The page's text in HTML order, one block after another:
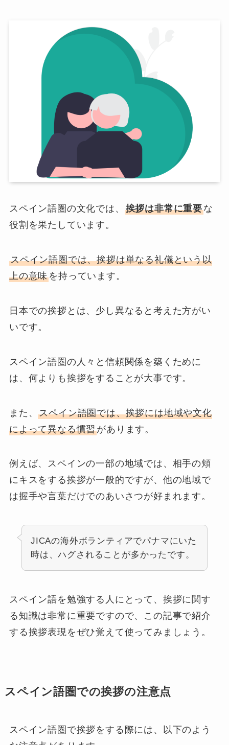
スペイン語圏の文化では、 挨拶は非常に重要な
役割を果たしています。
スペイン語圏では、挨拶は単なる礼儀という以
上の意味を持っています。
日本での挨拶とは、少し異なると考えた方がい
いです。
スペイン語圏の人々と信頼関係を築くために
は、何よりも挨拶をすることが大事です。
また、スペイン語圏では、挨拶には地域や文化
によって異なる慣習があります。
例えば、スペインの一部の地域では、相手の頬
にキスをする挨拶が一般的ですが、他の地域で
は握手や言葉だけでのあいさつが好まれます。
JICAの海外ボランティアでパナマにいた
時は、ハグされることが多かったです。
スペイン語を勉強する人にとって、挨拶に関す
る知識は非常に重要ですので、この記事で紹介
する挨拶表現をぜひ覚えて使ってみましょう。
スペイン語圏での挨拶の注意点
スペイン語圏で挨拶をする際には、以下のよう